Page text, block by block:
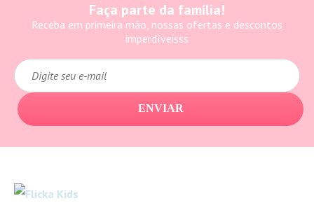
Faça parte da família!
Receba em primeira mão, nossas ofertas e descontos
imperdíveisss
ENVIAR